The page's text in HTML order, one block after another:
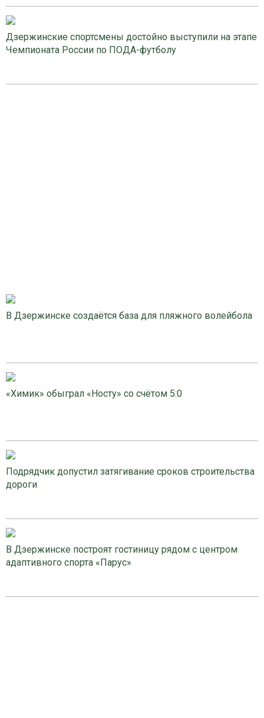
Дзержинские спортсмены достойно выступили на этапе
Чемпионата России по ПОДА-футболу
В Дзержинске создаётся база для пляжного волейбола
«Химик» обыграл «Носту» со счётом 5:0
Подрядчик допустил затягивание сроков строительства
дороги
В Дзержинске построят гостиницу рядом с центром
адаптивного спорта «Парус»